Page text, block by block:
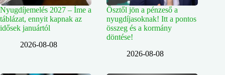
Nyugdíjemelés 2027 – Íme a
táblázat, ennyit kapnak az
idősek januártól
2026-08-08
Ősztől jön a pénzeső a
nyugdíjasoknak! Itt a pontos
összeg és a kormány
döntése!
2026-08-08